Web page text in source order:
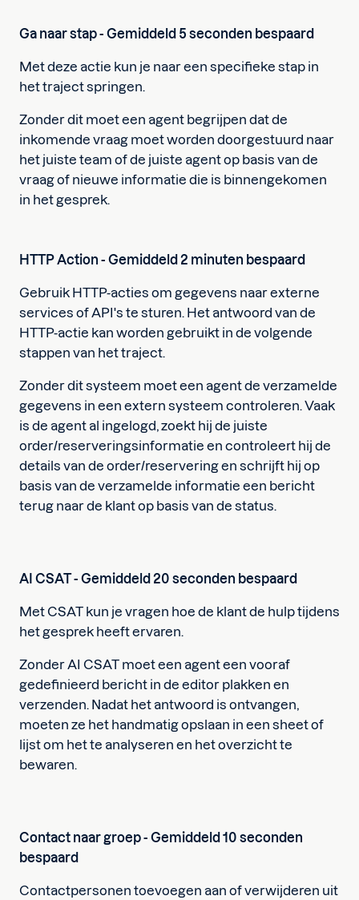
Ga naar stap - Gemiddeld 5 seconden bespaard
Met deze actie kun je naar een specifieke stap in
het traject springen.
Zonder dit moet een agent begrijpen dat de
inkomende vraag moet worden doorgestuurd naar
het juiste team of de juiste agent op basis van de
vraag of nieuwe informatie die is binnengekomen
in het gesprek.
HTTP Action - Gemiddeld 2 minuten bespaard
Gebruik HTTP-acties om gegevens naar externe
services of API's te sturen. Het antwoord van de
HTTP-actie kan worden gebruikt in de volgende
stappen van het traject.
Zonder dit systeem moet een agent de verzamelde
gegevens in een extern systeem controleren. Vaak
is de agent al ingelogd, zoekt hij de juiste
order/reserveringsinformatie en controleert hij de
details van de order/reservering en schrijft hij op
basis van de verzamelde informatie een bericht
terug naar de klant op basis van de status.
AI CSAT - Gemiddeld 20 seconden bespaard
Met CSAT kun je vragen hoe de klant de hulp tijdens
het gesprek heeft ervaren.
Zonder AI CSAT moet een agent een vooraf
gedefinieerd bericht in de editor plakken en
verzenden. Nadat het antwoord is ontvangen,
moeten ze het handmatig opslaan in een sheet of
lijst om het te analyseren en het overzicht te
bewaren.
Contact naar groep - Gemiddeld 10 seconden
bespaard
Contactpersonen toevoegen aan of verwijderen uit